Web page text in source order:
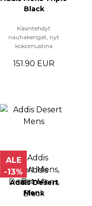
Black
Käsintehdyt
nauhakengät, nyt
kokomustina
151.90 EUR
ALE
-13%
Addis Desert
Mens